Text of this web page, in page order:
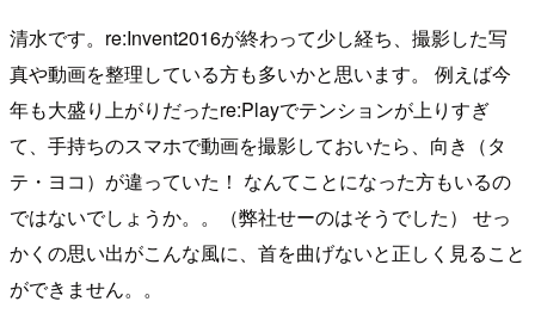
清水です。re:Invent2016が終わって少し経ち、撮影した写
真や動画を整理している方も多いかと思います。 例えば今
年も大盛り上がりだったre:Playでテンションが上りすぎ
て、手持ちのスマホで動画を撮影しておいたら、向き（タ
テ・ヨコ）が違っていた！ なんてことになった方もいるの
ではないでしょうか。。（弊社せーのはそうでした） せっ
かくの思い出がこんな風に、首を曲げないと正しく見ること
ができません。。